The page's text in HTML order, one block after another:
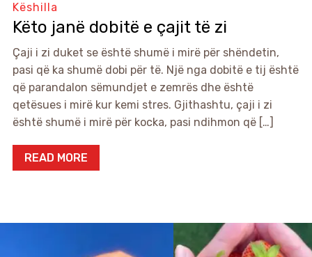
Këshilla
Këto janë dobitë e çajit të zi
Çaji i zi duket se është shumë i mirë për shëndetin,
pasi që ka shumë dobi për të. Një nga dobitë e tij është
që parandalon sëmundjet e zemrës dhe është
qetësues i mirë kur kemi stres. Gjithashtu, çaji i zi
është shumë i mirë për kocka, pasi ndihmon që […]
READ MORE